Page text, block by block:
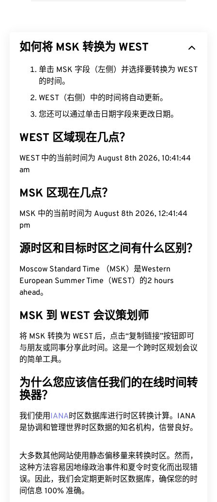
如何将 MSK 转换为 WEST
单击 MSK 字段（左侧）并选择要转换为 WEST
的时间。
WEST（右侧）中的时间将自动更新。
您还可以通过单击日期字段来更改日期。
WEST 区域现在几点？
WEST 中的当前时间为 August 8th 2026, 10:41:45
am
MSK 区现在几点？
MSK 中的当前时间为 August 8th 2026, 12:41:45
pm
源时区和目标时区之间有什么区别？
Moscow Standard Time （MSK）是Western
European Summer Time（WEST）的2 hours
ahead。
MSK 到 WEST 会议策划师
将 MSK 转换为 WEST 后，点击“复制链接”按钮即可
与朋友或同事分享此时间。这是一个跨时区规划会议
的简单工具。
为什么您应该信任我们的在线时间转
换器？
我们使用IANA时区数据库进行时区转换计算。IANA
是协调和管理世界时区数据的知名机构，信誉良好。
大多数其他网站使用静态偏移量来转换时区。然而，
这种方法容易因地缘政治事件和夏令时变化而出现错
误。因此，我们会定期更新时区数据库，确保您的时
间信息 100% 准确。